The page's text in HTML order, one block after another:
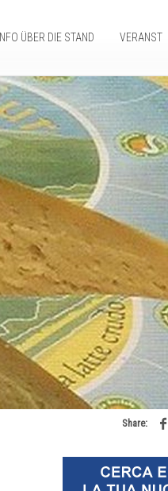
INFO ÜBER DIE STAND VERANST
Share: